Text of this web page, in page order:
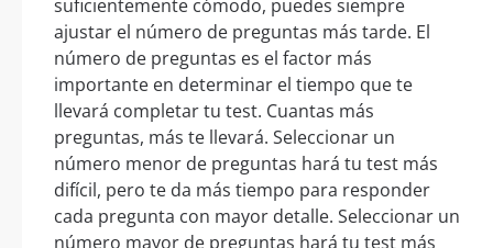
suficientemente cómodo, puedes siempre
ajustar el número de preguntas más tarde. El
número de preguntas es el factor más
importante en determinar el tiempo que te
llevará completar tu test. Cuantas más
preguntas, más te llevará. Seleccionar un
número menor de preguntas hará tu test más
difícil, pero te da más tiempo para responder
cada pregunta con mayor detalle. Seleccionar un
número mayor de preguntas hará tu test más